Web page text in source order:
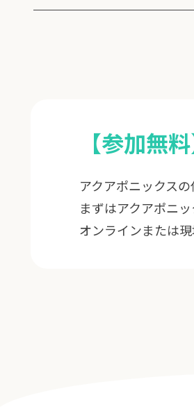
【参加無
アクアポニックス
まずはアクアポニ
オンラインまたは現